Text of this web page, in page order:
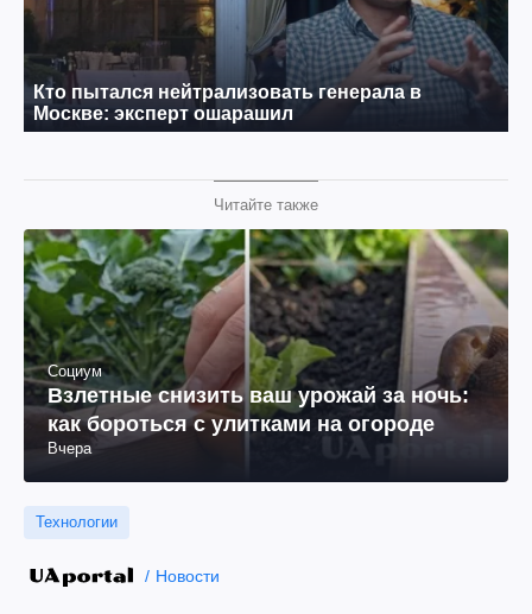
Читайте также
Социум
Взлетные снизить ваш урожай за ночь:
как бороться с улитками на огороде
Вчера
Технологии
Новости